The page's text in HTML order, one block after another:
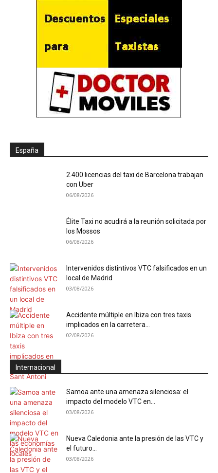
España
2.400 licencias del taxi de Barcelona trabajan
con Uber
06/08/2026
Élite Taxi no acudirá a la reunión solicitada por
los Mossos
06/08/2026
Intervenidos distintivos VTC falsificados en un
local de Madrid
03/08/2026
Accidente múltiple en Ibiza con tres taxis
implicados en la carretera...
02/08/2026
Internacional
Samoa ante una amenaza silenciosa: el
impacto del modelo VTC en...
03/08/2026
Nueva Caledonia ante la presión de las VTC y
el futuro...
03/08/2026